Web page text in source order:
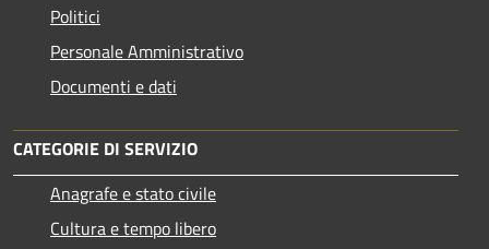
Politici
Personale Amministrativo
Documenti e dati
CATEGORIE DI SERVIZIO
Anagrafe e stato civile
Cultura e tempo libero